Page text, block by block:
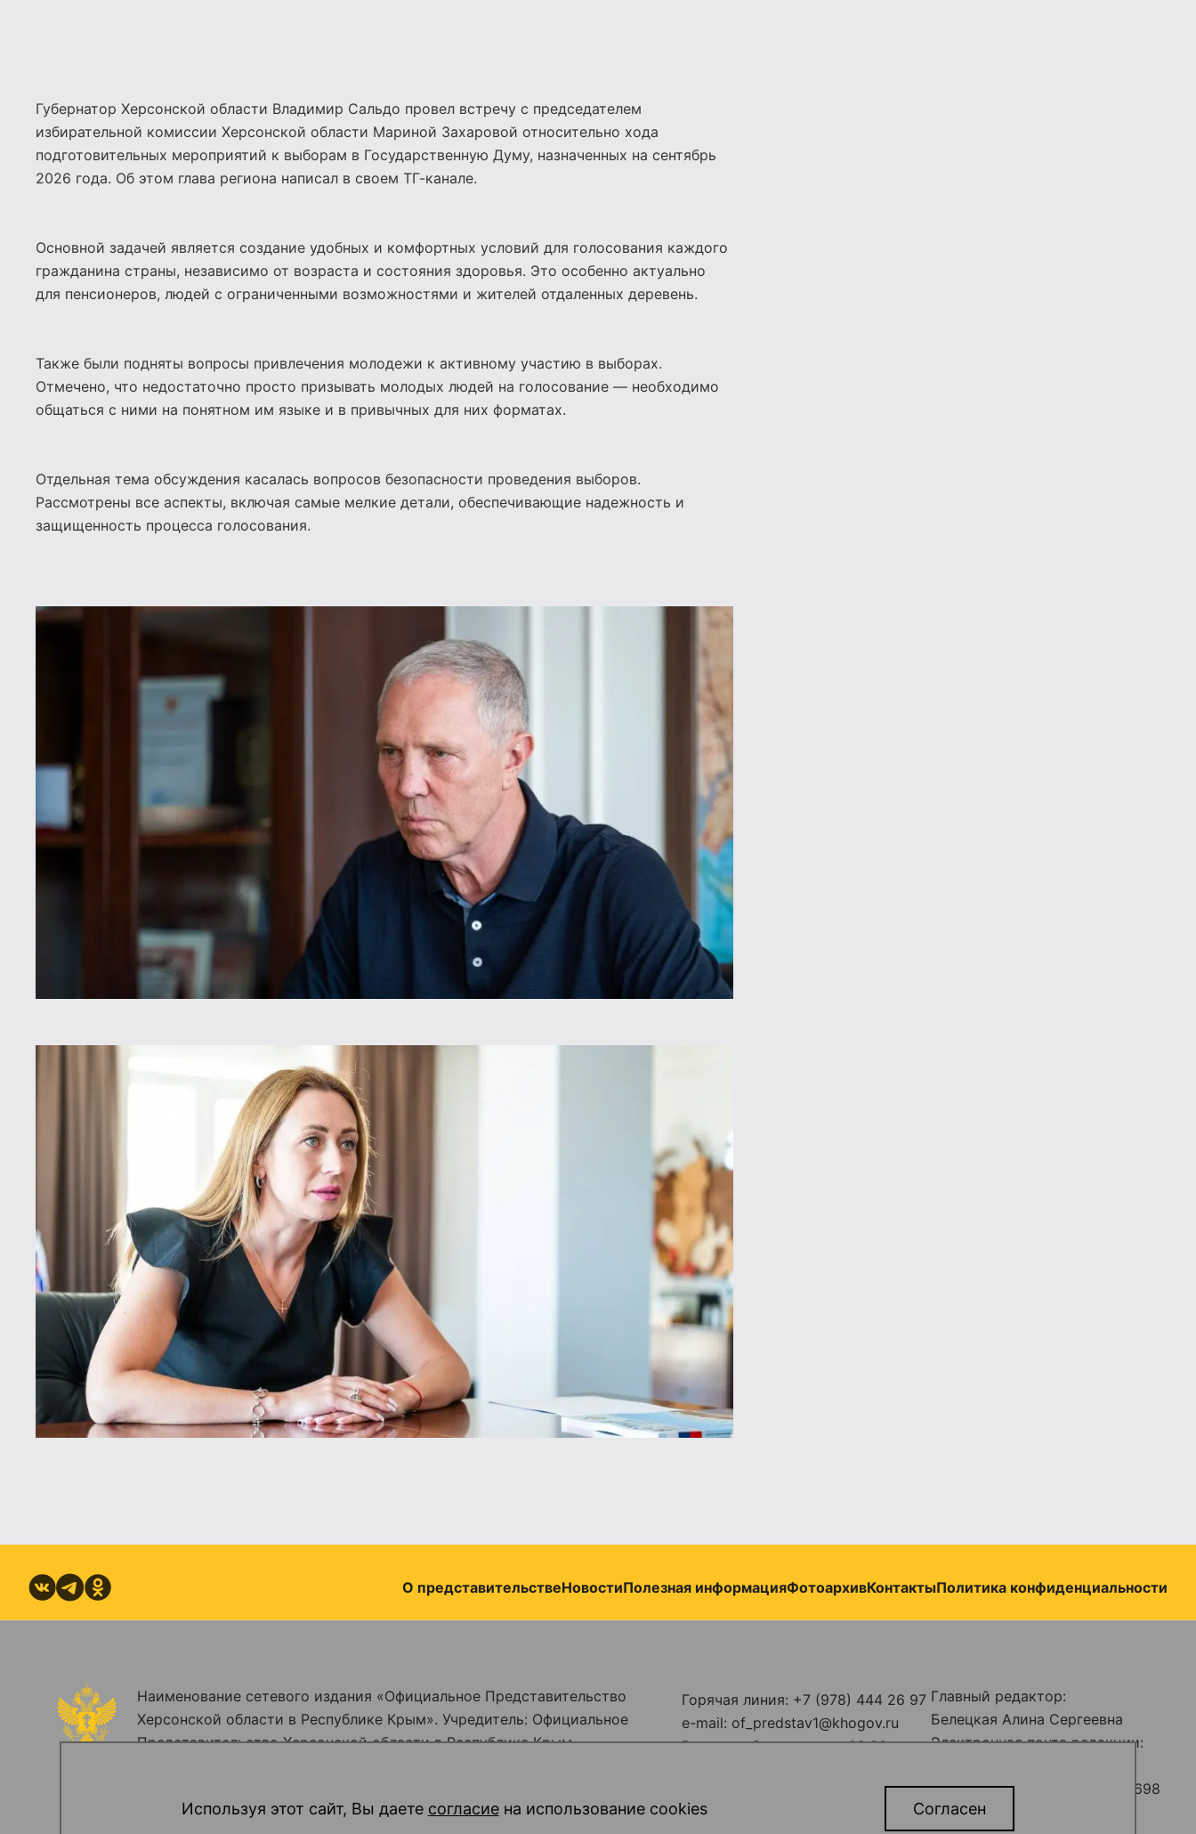
Губернатор Херсонской области Владимир Сальдо провел встречу с председателем
избирательной комиссии Херсонской области Мариной Захаровой относительно хода
подготовительных мероприятий к выборам в Государственную Думу, назначенных на сентябрь
2026 года. Об этом глава региона написал в своем ТГ-канале.
Основной задачей является создание удобных и комфортных условий для голосования каждого
гражданина страны, независимо от возраста и состояния здоровья. Это особенно актуально
для пенсионеров, людей с ограниченными возможностями и жителей отдаленных деревень.
Также были подняты вопросы привлечения молодежи к активному участию в выборах.
Отмечено, что недостаточно просто призывать молодых людей на голосование — необходимо
общаться с ними на понятном им языке и в привычных для них форматах.
Отдельная тема обсуждения касалась вопросов безопасности проведения выборов.
Рассмотрены все аспекты, включая самые мелкие детали, обеспечивающие надежность и
защищенность процесса голосования.
О представительствеНовостиПолезная информацияФотоархивКонтактыПолитика конфиденциальности
Наименование сетевого издания «Официальное Представительство
Херсонской области в Республике Крым». Учредитель: Официальное
Представительство Херсонской области в Республике Крым
(Роскомнадзор). Регистрационный номер ЭЛ № ФС77 - 86914 от 16
Горячая линия: +7 (978) 444 26 97
e-mail: of_predstav1@khogov.ru
Режим работы: пн-пт с 09:00 до
обеденный перерыв: с 13:00 до
14:00
Главный редактор:
Белецкая Алина Сергеевна
Электронная почта редакции:
Телефон редакции: +7 (978) 698
12 80
Используя этот сайт, Вы даете согласие на использование cookies Согласен